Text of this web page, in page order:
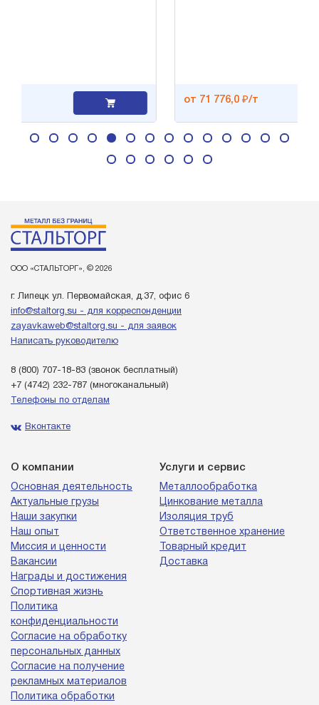
от 71 776,0 ₽/т
ООО «СТАЛЬТОРГ», © 2026
г. Липецк ул. Первомайская, д.37, офис 6
info@staltorg.su - для корреспонденции
zayavkaweb@staltorg.su - для заявок
Написать руководителю
8 (800) 707-18-83 (звонок бесплатный)
+7 (4742) 232-787 (многоканальный)
Телефоны по отделам
Вконтакте
О компании
Основная деятельность
Актуальные грузы
Наши закупки
Наш опыт
Миссия и ценности
Вакансии
Награды и достижения
Спортивная жизнь
Политика
конфиденциальности
Согласие на обработку
персональных данных
Согласие на получение
рекламных материалов
Политика обработки
Услуги и сервис
Металлообработка
Цинкование металла
Изоляция труб
Ответственное хранение
Товарный кредит
Доставка